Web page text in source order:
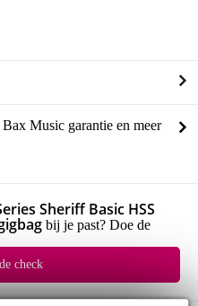
Music garantie en meer
Sheriff Basic HSS
bij je past? Doe de
check